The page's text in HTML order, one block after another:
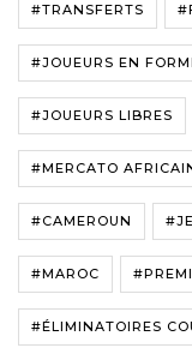
#TRANSFERTS
#JOUEURS EN
#JOUEURS LIBRES
#MERCATO
#CAMEROUN
#MAROC
#ÉLIMINATOIRES